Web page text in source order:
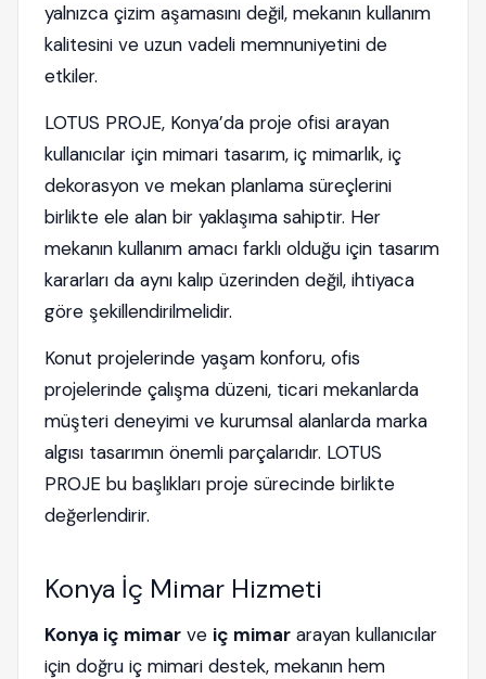
yalnızca çizim aşamasını değil, mekanın kullanım
kalitesini ve uzun vadeli memnuniyetini de
etkiler.
LOTUS PROJE, Konya’da proje ofisi arayan
kullanıcılar için mimari tasarım, iç mimarlık, iç
dekorasyon ve mekan planlama süreçlerini
birlikte ele alan bir yaklaşıma sahiptir. Her
mekanın kullanım amacı farklı olduğu için tasarım
kararları da aynı kalıp üzerinden değil, ihtiyaca
göre şekillendirilmelidir.
Konut projelerinde yaşam konforu, ofis
projelerinde çalışma düzeni, ticari mekanlarda
müşteri deneyimi ve kurumsal alanlarda marka
algısı tasarımın önemli parçalarıdır. LOTUS
PROJE bu başlıkları proje sürecinde birlikte
değerlendirir.
Konya İç Mimar Hizmeti
Konya iç mimar ve iç mimar arayan kullanıcılar
için doğru iç mimari destek, mekanın hem